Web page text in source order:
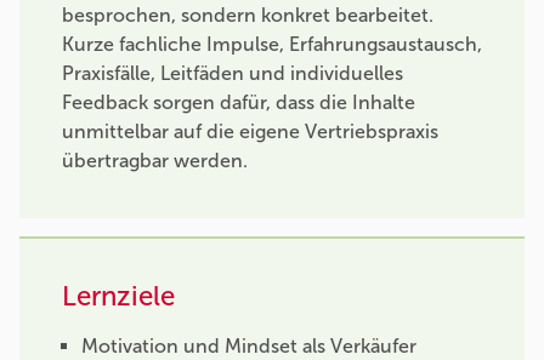
besprochen, sondern konkret bearbeitet.
Kurze fachliche Impulse, Erfahrungsaustausch,
Praxisfälle, Leitfäden und individuelles
Feedback sorgen dafür, dass die Inhalte
unmittelbar auf die eigene Vertriebspraxis
übertragbar werden.
Lernziele
Motivation und Mindset als Verkäufer